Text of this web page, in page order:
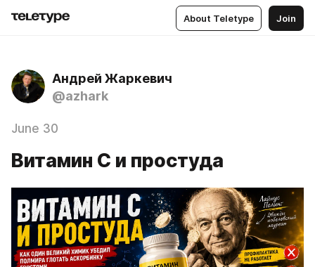
About Teletype Join
Андрей Жаркевич
@azhark
June 30
Витамин C и простуда